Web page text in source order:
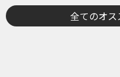
全てのオ